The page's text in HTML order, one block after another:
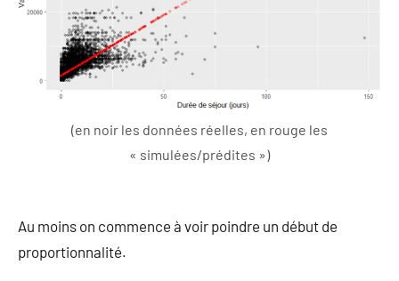
(en noir les données réelles, en rouge les
« simulées/prédites »)
Au moins on commence à voir poindre un début de
proportionnalité.